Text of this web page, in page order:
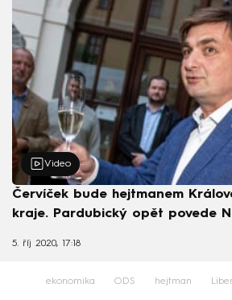
Video
Červíček bude hejtmanem
kraje. Pardubický opět povede
5. říj 2020, 17:18
ekonomika ODS hejtman